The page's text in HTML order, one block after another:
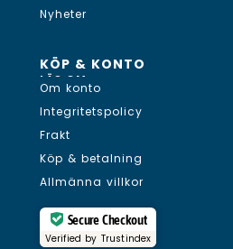
Nyheter
KÖP & KONTO
LÄS OM...
Om konto
Integritetspolicy
Frakt
Köp & betalning
Allmänna villkor
Secure Checkout
Verified by Trustindex